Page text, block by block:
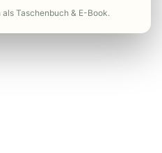
Taschenbuch & E-Book.